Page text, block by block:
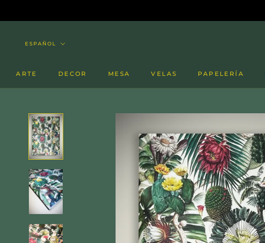
ARTE DECOR MESA
VELAS
PAPELERÍA
Idioma
ESPAÑOL